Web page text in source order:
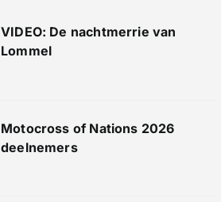
VIDEO: De nachtmerrie van
Lommel
Motocross of Nations 2026
deelnemers